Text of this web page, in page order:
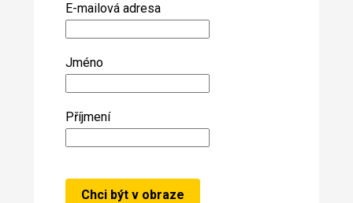
E-mailová adresa
Jméno
Příjmení